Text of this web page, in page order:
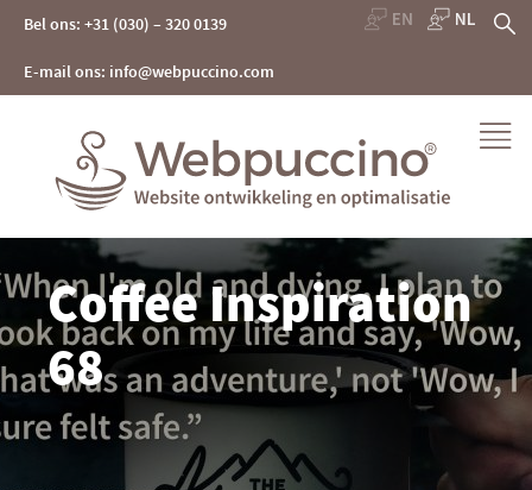
content
Bel ons: +31 (030) – 320 0139
E-mail ons: info@webpuccino.com
Webpuccino® website ontwikkeling en optimalisatie
Je website beheren alsof je koffie drinkt
Coffee Inspiration
68